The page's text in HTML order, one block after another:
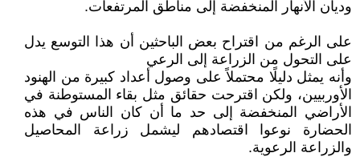
وديان الأنهار المنخفضة إلى مناطق المرتفعات.
على الرغم من اقتراح بعض الباحثين أن هذا التوسع يدل
على التحول من الزراعة إلى الرعي
وأنه يمثل دليلًا محتملاً على وصول أعداد كبيرة من الهنود
الأوربيين، ولكن اقترحت حقائق مثل بقاء المستوطنة في
الأراضي المنخفضة إلى حد ما أن كان الناس في هذه
الحضارة نوعوا اقتصادهم ليشمل زراعة المحاصيل
والزراعة الرعوية.